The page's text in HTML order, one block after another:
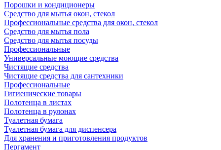
Порошки и кондиционеры
Средство для мытья окон, стекол
Профессиональные средства для окон, стекол
Средство для мытья пола
Средство для мытья посуды
Профессиональные
Универсальные моющие средства
Чистящие средства
Чистящие средства для сантехники
Профессиональные
Гигиенические товары
Полотенца в листах
Полотенца в рулонах
Туалетная бумага
Туалетная бумага для диспенсера
Для хранения и приготовления продуктов
Пергамент